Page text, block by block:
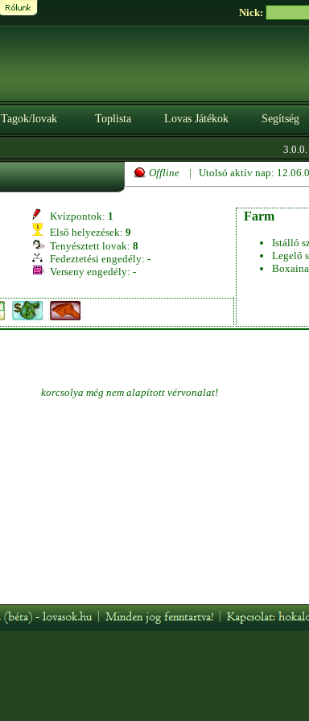
Nick:
Tagok/lovak Toplista Lovas Játékok Segítség
3.0.0.
Offline | Utolsó aktív nap:
Kvízpontok: 1
Első helyezések: 9
Tenyésztett lovak: 8
Fedeztetési engedély: -
Verseny engedély: -
Farm
Istálló
Legelő
korcsolya még nem alapított vérvonalat!